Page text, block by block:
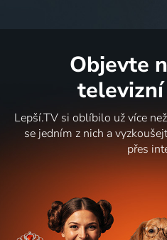
Objevte
televizní
Lepší.TV si oblíbilo už více
se jedním z nich a
přes